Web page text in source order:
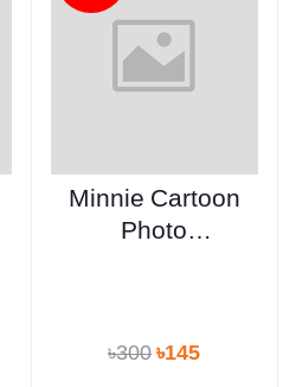
Minnie Cartoon
Photo
৳300৳145